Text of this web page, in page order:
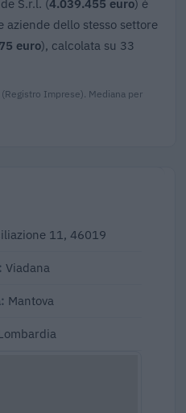
S.r.l. (4.039.455 euro) è
aziende dello stesso settore
euro), calcolata su 33
Imprese). Mediana per
11, 46019
Viadana
Mantova